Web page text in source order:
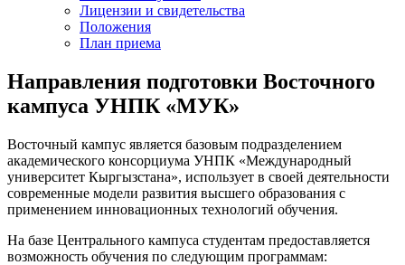
Лицензии и свидетельства
Положения
План приема
Направления подготовки Восточного
кампуса УНПК «МУК»
Восточный кампус является базовым подразделением
академического консорциума УНПК «Международный
университет Кыргызстана», использует в своей деятельности
современные модели развития высшего образования с
применением инновационных технологий обучения.
На базе Центрального кампуса студентам предоставляется
возможность обучения по следующим программам: